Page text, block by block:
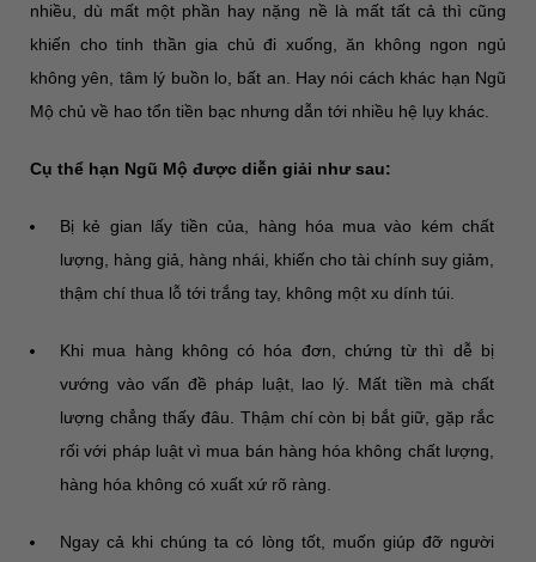
nhiều, dù mất một phần hay nặng nề là mất tất cả thì cũng
khiến cho tinh thần gia chủ đi xuống, ăn không ngon ngủ
không yên, tâm lý buồn lo, bất an. Hay nói cách khác hạn Ngũ
Mộ chủ về hao tổn tiền bạc nhưng dẫn tới nhiều hệ lụy khác.
Cụ thể hạn Ngũ Mộ được diễn giải như sau:
Bị kẻ gian lấy tiền của, hàng hóa mua vào kém chất
lượng, hàng giả, hàng nhái, khiến cho tài chính suy giảm,
thậm chí thua lỗ tới trắng tay, không một xu dính túi.
Khi mua hàng không có hóa đơn, chứng từ thì dễ bị
vướng vào vấn đề pháp luật, lao lý. Mất tiền mà chất
lượng chẳng thấy đâu. Thậm chí còn bị bắt giữ, gặp rắc
rối với pháp luật vì mua bán hàng hóa không chất lượng,
hàng hóa không có xuất xứ rõ ràng.
Ngay cả khi chúng ta có lòng tốt, muốn giúp đỡ người